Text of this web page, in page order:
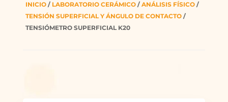
INICIO/ LABORATORIO CERÁMICO/ ANÁLISIS FÍSICO/
TENSIÓN SUPERFICIAL Y ÁNGULO DE CONTACTO/
TENSIÓMETRO SUPERFICIAL K20